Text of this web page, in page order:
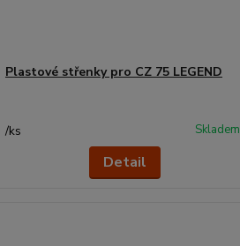
Plastové střenky pro CZ 75 LEGEND
/ks Skladem
Detail